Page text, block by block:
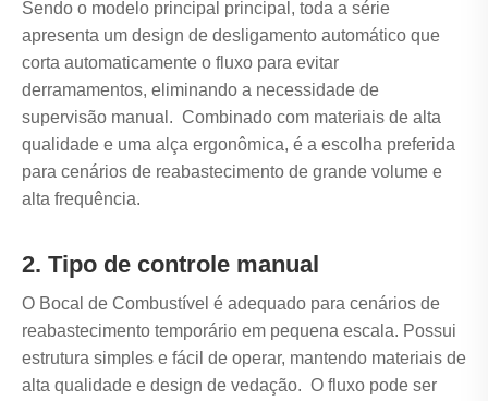
Sendo o modelo principal principal, toda a série
apresenta um design de desligamento automático que
corta automaticamente o fluxo para evitar
derramamentos, eliminando a necessidade de
supervisão manual. Combinado com materiais de alta
qualidade e uma alça ergonômica, é a escolha preferida
para cenários de reabastecimento de grande volume e
alta frequência.
2. Tipo de controle manual
O Bocal de Combustível é adequado para cenários de
reabastecimento temporário em pequena escala. Possui
estrutura simples e fácil de operar, mantendo materiais de
alta qualidade e design de vedação. O fluxo pode ser